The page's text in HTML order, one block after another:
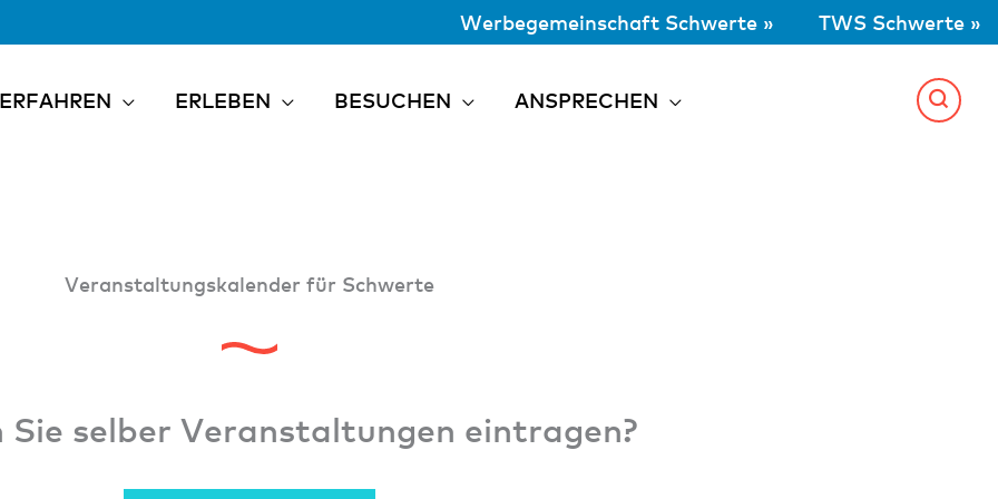
Werbegemeinschaft Schwerte » TWS Schwerte »
ERFAHREN ERLEBEN BESUCHEN ANSPRECHEN
Veranstaltungs­kalender für Schwerte
Sie selber Veranstaltungen eintragen?